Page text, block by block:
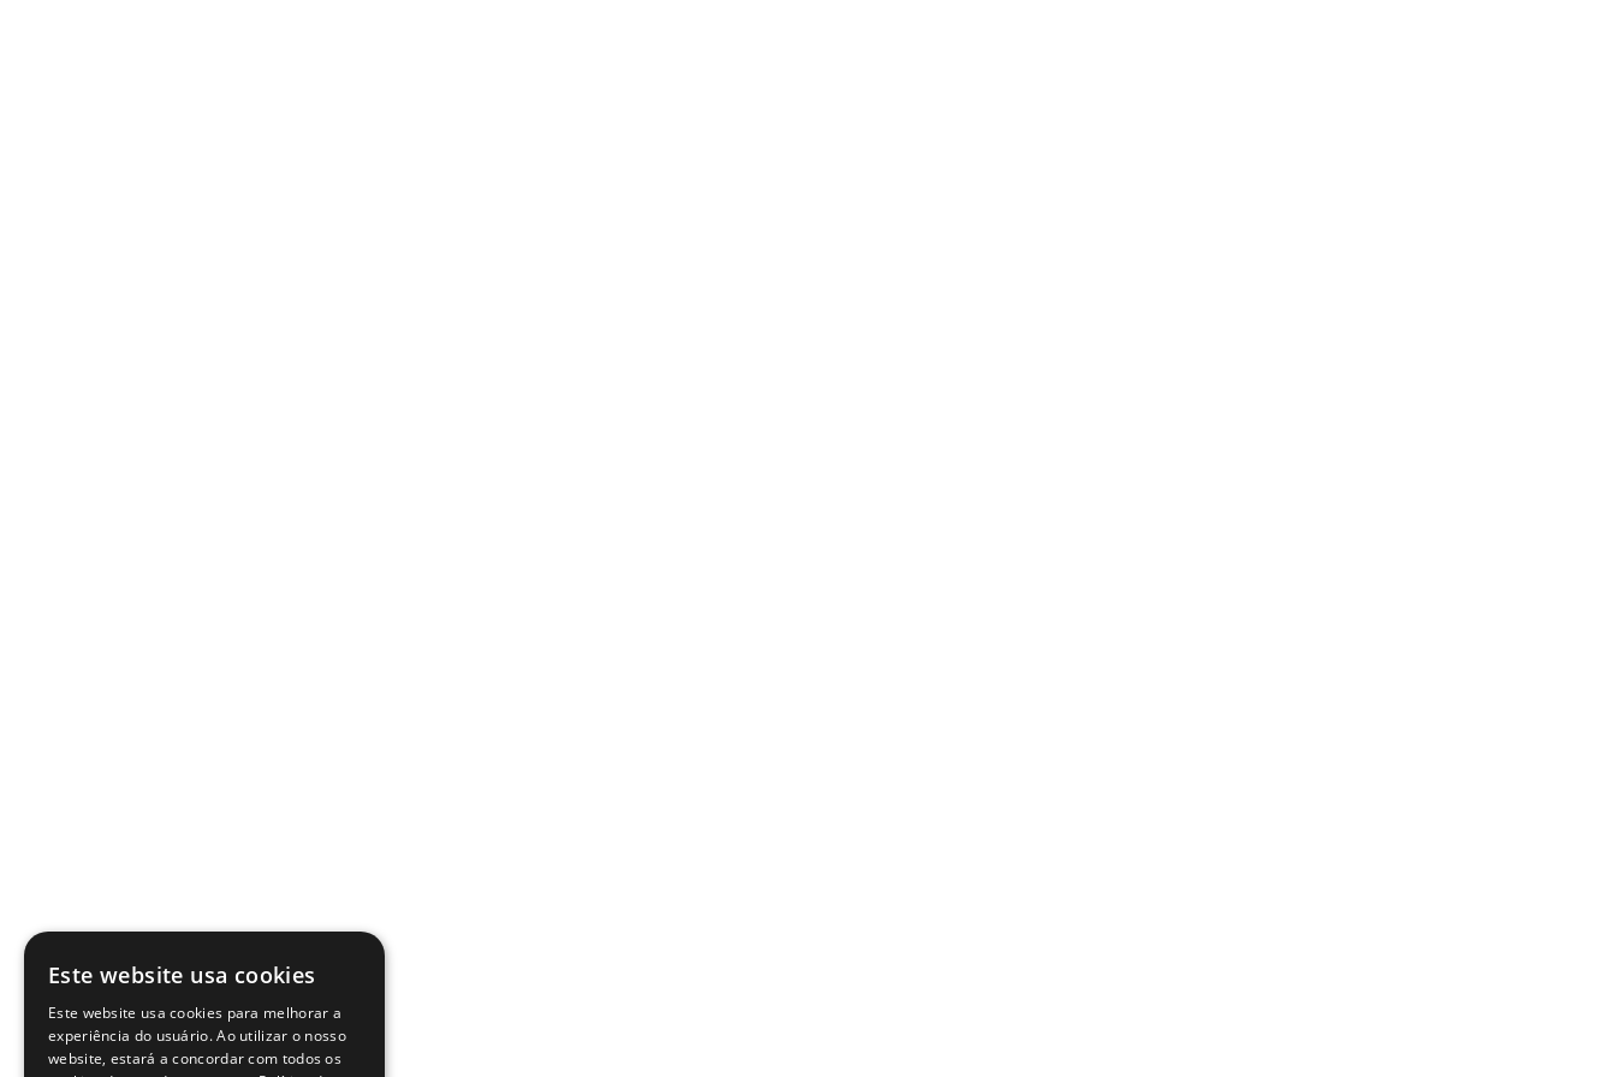
Este website usa cookies
Este website usa cookies para melhorar a
experiência do usuário. Ao utilizar o nosso
website, estará a concordar com todos os